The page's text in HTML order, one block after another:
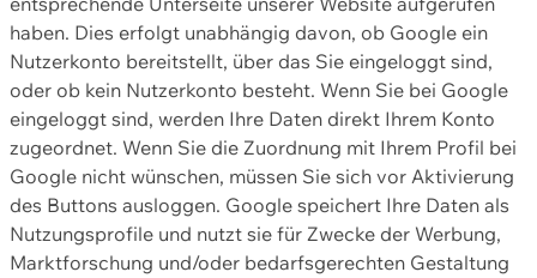
haben. Dies erfolgt unabhängig davon, ob Google ein
Nutzerkonto bereitstellt, über das Sie eingeloggt sind,
oder ob kein Nutzerkonto besteht. Wenn Sie bei Google
eingeloggt sind, werden Ihre Daten direkt Ihrem Konto
zugeordnet. Wenn Sie die Zuordnung mit Ihrem Profil bei
Google nicht wünschen, müssen Sie sich vor Aktivierung
des Buttons ausloggen. Google speichert Ihre Daten als
Nutzungsprofile und nutzt sie für Zwecke der Werbung,
Marktforschung und/oder bedarfsgerechten Gestaltung